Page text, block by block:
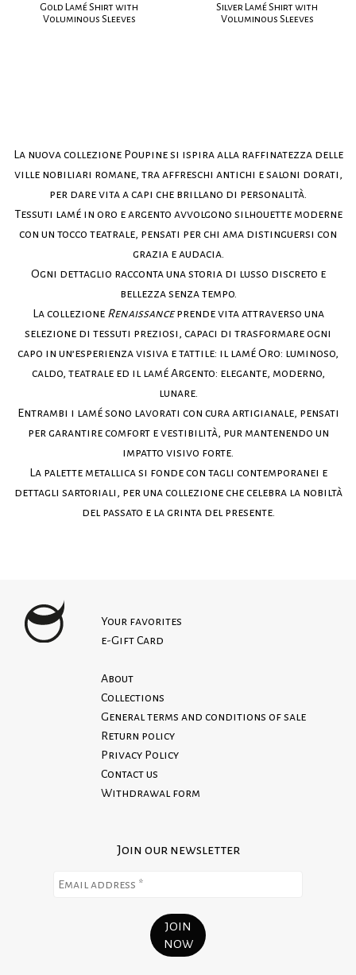
Gold Lamé Shirt with
Voluminous Sleeves
Silver Lamé Shirt with
Voluminous Sleeves
La nuova collezione Poupine si ispira alla raffinatezza delle
ville nobiliari romane, tra affreschi antichi e saloni dorati,
per dare vita a capi che brillano di personalità.
Tessuti lamé in oro e argento avvolgono silhouette moderne
con un tocco teatrale, pensati per chi ama distinguersi con
grazia e audacia.
Ogni dettaglio racconta una storia di lusso discreto e
bellezza senza tempo.
La collezione Renaissanceprende vita attraverso una
selezione di tessuti preziosi, capaci di trasformare ogni
capo in un’esperienza visiva e tattile: il lamé Oro: luminoso,
caldo, teatrale ed il lamé Argento: elegante, moderno,
lunare.
Entrambi i lamé sono lavorati con cura artigianale, pensati
per garantire comfort e vestibilità, pur mantenendo un
impatto visivo forte.
La palette metallica si fonde con tagli contemporanei e
dettagli sartoriali, per una collezione che celebra la nobiltà
del passato e la grinta del presente.
Your favorites
e-Gift Card
About
Collections
General terms and conditions of sale
Return policy
Privacy Policy
Contact us
Withdrawal form
Join our newsletter